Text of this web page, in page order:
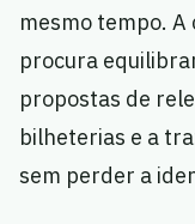
mesmo tempo.
procura
propostas de
bilheterias e a
sem perder a